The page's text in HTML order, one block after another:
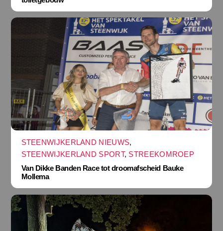
STEENWIJKERLAND NIEUWS,
STEENWIJKERLAND SPORT, STREEKOMROEP
Van Dikke Banden Race tot droomafscheid Bauke
Mollema